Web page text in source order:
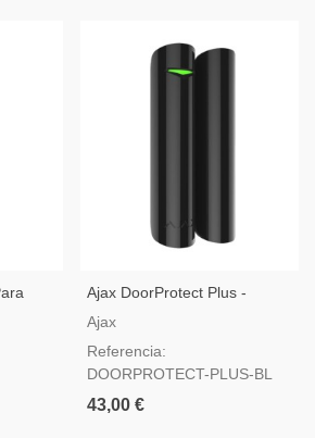
Y
Ajax DoorProtect Plus -
Contacto Magnético Con
Ajax
Referencia:
DOORPROTECT-PLUS-BL
43,00 €